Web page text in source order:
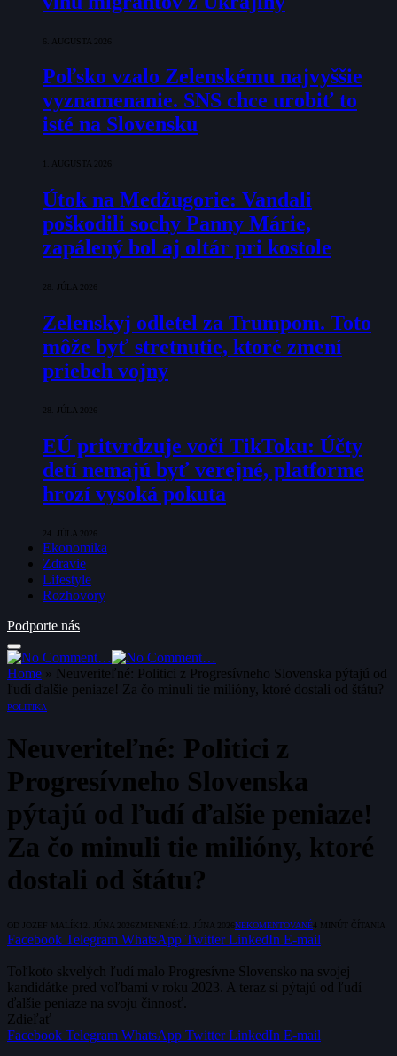
6. AUGUSTA 2026
Poľsko vzalo Zelenskému najvyššie
vyznamenanie. SNS chce urobiť to
isté na Slovensku
1. AUGUSTA 2026
Útok na Medžugorie: Vandali
poškodili sochy Panny Márie,
zapálený bol aj oltár pri kostole
28. JÚLA 2026
Zelenskyj odletel za Trumpom. Toto
môže byť stretnutie, ktoré zmení
priebeh vojny
28. JÚLA 2026
EÚ pritvrdzuje voči TikToku: Účty
detí nemajú byť verejné, platforme
hrozí vysoká pokuta
24. JÚLA 2026
Ekonomika
Zdravie
Lifestyle
Rozhovory
Podporte nás
Home » Neuveriteľné: Politici z Progresívneho Slovenska pýtajú od
ľudí ďalšie peniaze! Za čo minuli tie milióny, ktoré dostali od štátu?
POLITIKA
Neuveriteľné: Politici z
Progresívneho Slovenska
pýtajú od ľudí ďalšie peniaze!
Za čo minuli tie milióny, ktoré
dostali od štátu?
OD JOZEF MALÍK 12. JÚNA 2026 ZMENENÉ: 12. JÚNA 2026 NEKOMENTOVANÉ 4 MINÚT ČÍTANIA
Facebook Telegram WhatsApp Twitter LinkedIn E-mail
Toľkoto skvelých ľudí malo Progresívne Slovensko na svojej
kandidátke pred voľbami v roku 2023. A teraz si pýtajú od ľudí
ďalšie peniaze na svoju činnosť.
Zdieľať
Facebook Telegram WhatsApp Twitter LinkedIn E-mail